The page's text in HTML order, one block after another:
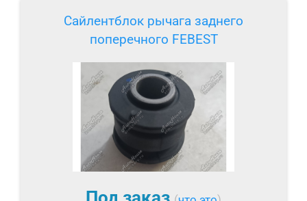
Сайлентблок рычага заднего
поперечного FEBEST